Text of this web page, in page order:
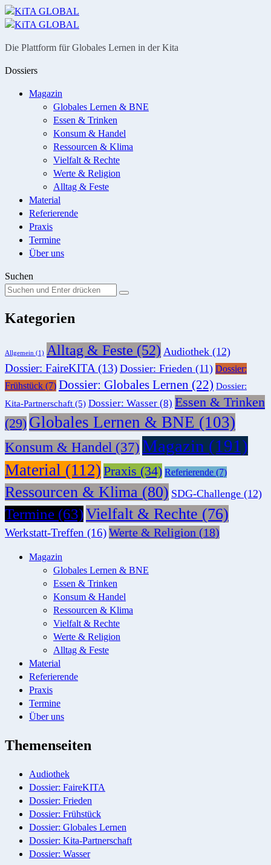
Menü
Suche
Die Plattform für Globales Lernen in der Kita
Dossiers
Magazin
Globales Lernen & BNE
Essen & Trinken
Konsum & Handel
Ressourcen & Klima
Vielfalt & Rechte
Werte & Religion
Alltag & Feste
Material
Referierende
Praxis
Termine
Über uns
Suchen
Suchen
nach:
Suche
Kategorien
Allgemein (1) Alltag & Feste (52) Audiothek (12)
Dossier: FaireKITA (13) Dossier: Frieden (11) Dossier:
Frühstück (7) Dossier: Globales Lernen (22) Dossier:
Kita-Partnerschaft (5) Dossier: Wasser (8) Essen & Trinken
(29) Globales Lernen & BNE (103)
Konsum & Handel (37) Magazin (191)
Material (112) Praxis (34) Referierende (7)
Ressourcen & Klima (80) SDG-Challenge (12)
Termine (63)Vielfalt & Rechte (76)
Werkstatt-Treffen (16)Werte & Religion (18)
Magazin
Globales Lernen & BNE
Essen & Trinken
Konsum & Handel
Ressourcen & Klima
Vielfalt & Rechte
Werte & Religion
Alltag & Feste
Material
Referierende
Praxis
Termine
Über uns
Themenseiten
Audiothek
Dossier: FaireKITA
Dossier: Frieden
Dossier: Frühstück
Dossier: Globales Lernen
Dossier: Kita-Partnerschaft
Dossier: Wasser